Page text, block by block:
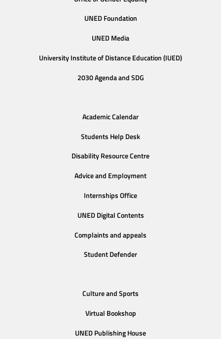
UNED Foundation
UNED Media
University Institute of Distance Education (IUED)
2030 Agenda and SDG
Academic Calendar
Students Help Desk
Disability Resource Centre
Advice and Employment
Internships Office
UNED Digital Contents
Complaints and appeals
Student Defender
Culture and Sports
Virtual Bookshop
UNED Publishing House